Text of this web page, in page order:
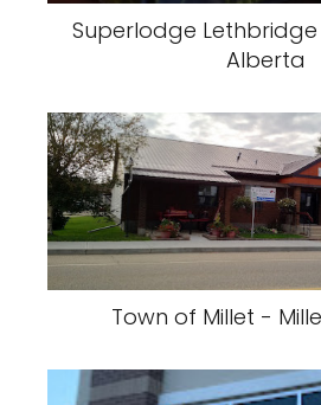
Superlodge
Alberta
Town of Millet -